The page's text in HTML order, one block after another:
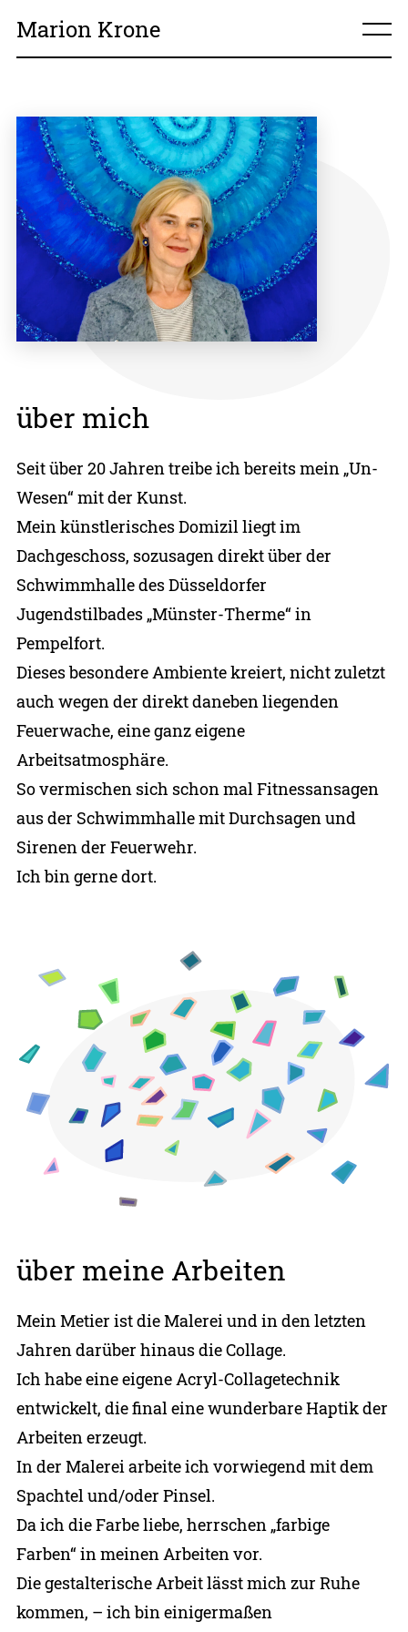
Marion Krone
über mich
meine Arbeiten
Kontakt
über mich
Seit über 20 Jahren treibe ich bereits mein „Un-
Wesen“ mit der Kunst.
Mein künstlerisches Domizil liegt im
Dachgeschoss, sozusagen direkt über der
Schwimmhalle des Düsseldorfer
Jugendstilbades „Münster-Therme“ in
Pempelfort.
Dieses besondere Ambiente kreiert, nicht zuletzt
auch wegen der direkt daneben liegenden
Feuerwache, eine ganz eigene
Arbeitsatmosphäre.
So vermischen sich schon mal Fitnessansagen
aus der Schwimmhalle mit Durchsagen und
Sirenen der Feuerwehr.
Ich bin gerne dort.
über meine Arbeiten
Mein Metier ist die Malerei und in den letzten
Jahren darüber hinaus die Collage.
Ich habe eine eigene Acryl-Collagetechnik
entwickelt, die final eine wunderbare Haptik der
Arbeiten erzeugt.
In der Malerei arbeite ich vorwiegend mit dem
Spachtel und/oder Pinsel.
Da ich die Farbe liebe, herrschen „farbige
Farben“ in meinen Arbeiten vor.
Die gestalterische Arbeit lässt mich zur Ruhe
kommen, – ich bin einigermaßen